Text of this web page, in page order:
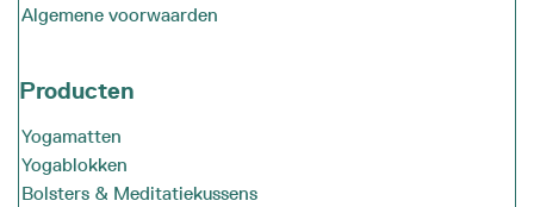
Algemene voorwaarden
Producten
Yogamatten
Yogablokken
Bolsters & Meditatiekussens